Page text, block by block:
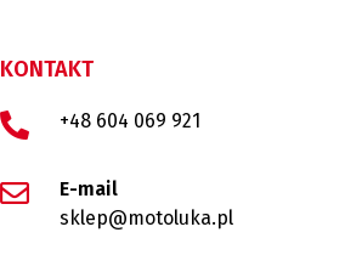
KONTAKT
+48 604 069 921
E-mail
sklep@motoluka.pl